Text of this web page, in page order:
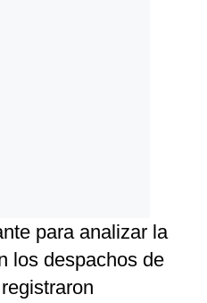
para analizar la
los despachos de